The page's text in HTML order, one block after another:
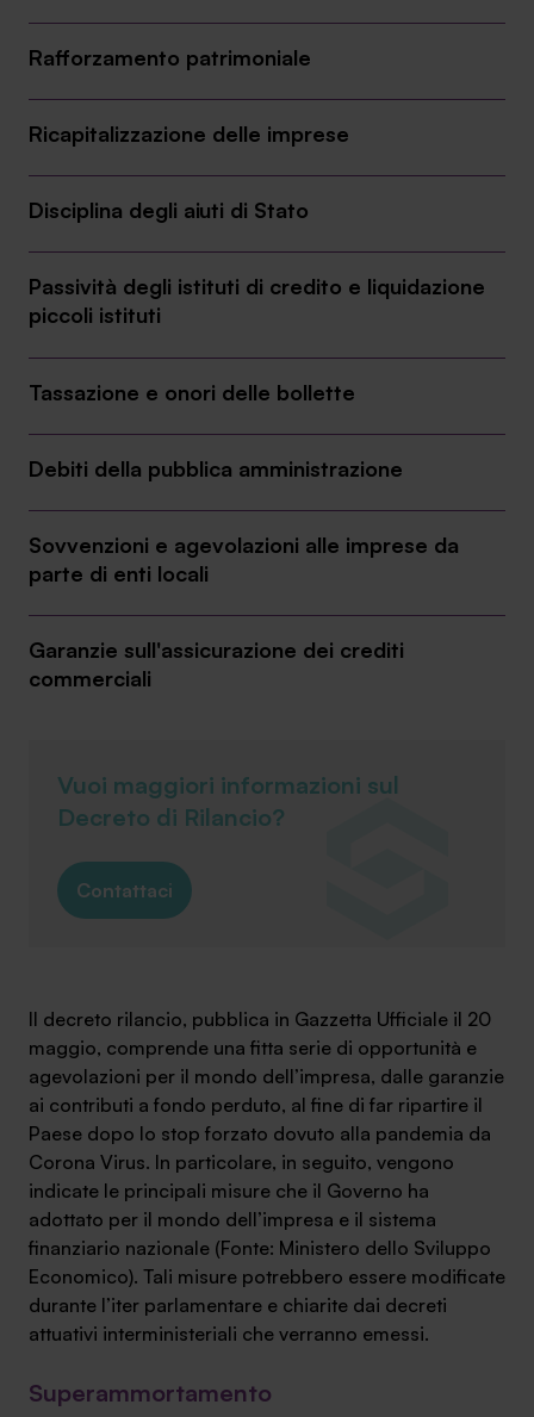
+030.3540104
SA Finance Mediazione Creditizia Srl, società di mediazione creditizia iscritta
all'Oam n.M336
Rafforzamento patrimoniale
Ricapitalizzazione delle imprese
Disciplina degli aiuti di Stato
Passività degli istituti di credito e liquidazione
piccoli istituti
Tassazione e onori delle bollette
Debiti della pubblica amministrazione
Sovvenzioni e agevolazioni alle imprese da
parte di enti locali
Garanzie sull'assicurazione dei crediti
commerciali
Vuoi maggiori informazioni sul
Decreto di Rilancio?
Contattaci
Il decreto rilancio, pubblica in Gazzetta Ufficiale il 20
maggio, comprende una fitta serie di opportunità e
agevolazioni per il mondo dell’impresa, dalle garanzie
ai contributi a fondo perduto, al fine di far ripartire il
Paese dopo lo stop forzato dovuto alla pandemia da
Corona Virus. In particolare, in seguito, vengono
indicate le principali misure che il Governo ha
adottato per il mondo dell’impresa e il sistema
finanziario nazionale (Fonte: Ministero dello Sviluppo
Economico). Tali misure potrebbero essere modificate
durante l’iter parlamentare e chiarite dai decreti
attuativi interministeriali che verranno emessi.
Superammortamento